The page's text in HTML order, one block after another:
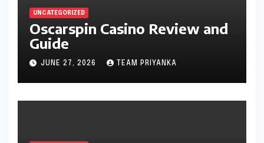
UNCATEGORIZED
Oscarspin Casino Review and
Guide
JUNE 27, 2026 TEAM PRIYANKA